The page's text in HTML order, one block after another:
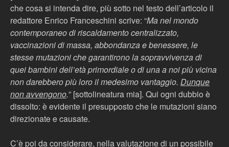
che cosa si intenda dire, più sotto nel testo dell’articolo il
redattore Enrico Franceschini scrive: “Ma nel mondo
contemporaneo di riscaldamento centralizzato,
vaccinazioni di massa, abbondanza e benessere, le
stesse mutazioni che garantirono la sopravvivenza di
quei bambini dell’età primordiale o di una a noi più vicina
non darebbero più loro il medesimo vantaggio. Dunque
non avvengono.” [sottolineatura mia]. Qui ogni dubbio è
dissolto: è evidente il presupposto che le mutazioni siano
direzionate e causate.
C’è poi da considerare, nella valutazione di un possibile